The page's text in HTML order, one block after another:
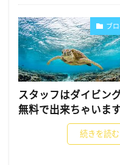
ブ
スタッフはダイビン
無料で出来ちゃいま
続きを読む